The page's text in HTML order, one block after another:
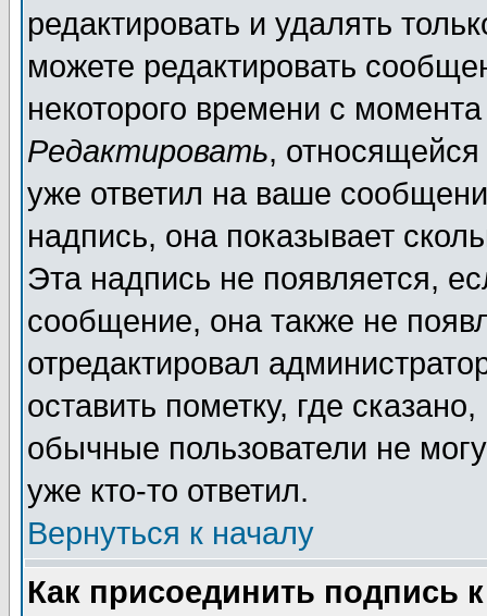
редактировать и удалять
можете редактировать
некоторого времени с
Редактировать,
уже ответил на ваше
надпись, она показывает
Эта надпись не появляется,
сообщение, она также не
отредактировал
оставить пометку, где
обычные пользователи не
уже кто-то ответил.
Вернуться к началу
Как присоединить подпись